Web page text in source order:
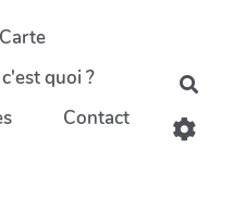
quoi ?
Contact